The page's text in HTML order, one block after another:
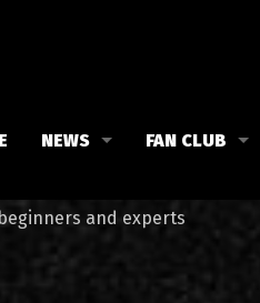
NEWS FAN CLUB
Fan Club news
and experts